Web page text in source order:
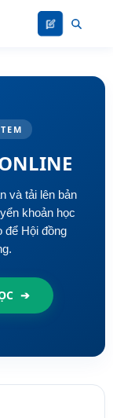
và tải lên bản
khoản học
để Hội đồng
➔